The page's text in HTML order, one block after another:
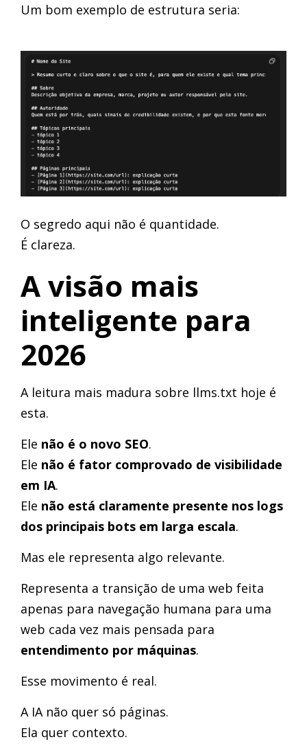
Um bom exemplo de estrutura seria:
O segredo aqui não é quantidade.
É clareza.
A visão mais
inteligente para
2026
A leitura mais madura sobre llms.txt hoje é
esta.
Ele não é o novo SEO.
Ele não é fator comprovado de visibilidade
em IA.
Ele não está claramente presente nos logs
dos principais bots em larga escala.
Mas ele representa algo relevante.
Representa a transição de uma web feita
apenas para navegação humana para uma
web cada vez mais pensada para
entendimento por máquinas.
Esse movimento é real.
A IA não quer só páginas.
Ela quer contexto.